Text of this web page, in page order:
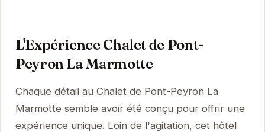
L'Expérience Chalet de Pont-
Peyron La Marmotte
Chaque détail au Chalet de Pont-Peyron La
Marmotte semble avoir été conçu pour offrir une
expérience unique. Loin de l'agitation, cet hôtel